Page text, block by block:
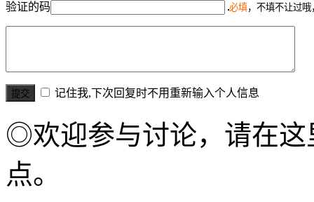
验证的码 必填，不填不让过
记住我,下次回复时不用重新输入个人信息
◎欢迎参与讨论，请在这
点。